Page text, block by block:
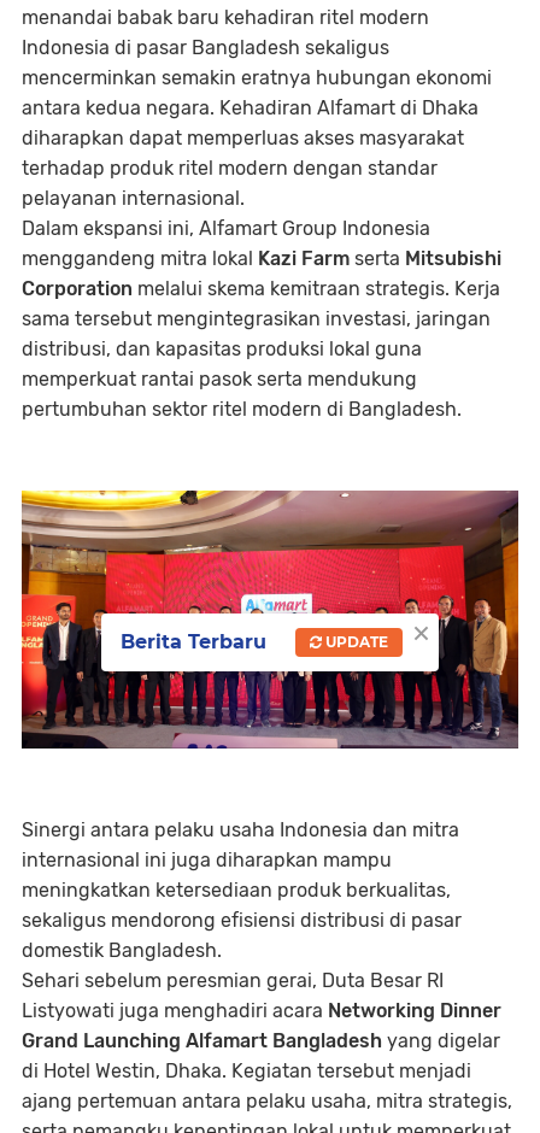
menandai babak baru kehadiran ritel modern
Indonesia di pasar Bangladesh sekaligus
mencerminkan semakin eratnya hubungan ekonomi
antara kedua negara. Kehadiran Alfamart di Dhaka
diharapkan dapat memperluas akses masyarakat
terhadap produk ritel modern dengan standar
pelayanan internasional.
Dalam ekspansi ini, Alfamart Group Indonesia
menggandeng mitra lokal Kazi Farm serta Mitsubishi
Corporation melalui skema kemitraan strategis. Kerja
sama tersebut mengintegrasikan investasi, jaringan
distribusi, dan kapasitas produksi lokal guna
memperkuat rantai pasok serta mendukung
pertumbuhan sektor ritel modern di Bangladesh.
Sinergi antara pelaku usaha Indonesia dan mitra
internasional ini juga diharapkan mampu
meningkatkan ketersediaan produk berkualitas,
sekaligus mendorong efisiensi distribusi di pasar
domestik Bangladesh.
Sehari sebelum peresmian gerai, Duta Besar RI
Listyowati juga menghadiri acara Networking Dinner
Grand Launching Alfamart Bangladesh yang digelar
di Hotel Westin, Dhaka. Kegiatan tersebut menjadi
ajang pertemuan antara pelaku usaha, mitra strategis,
×
Berita Terbaru UPDATE